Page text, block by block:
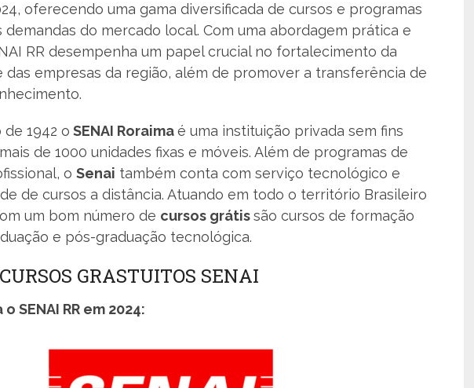
oferecendo uma gama diversificada de cursos e programas
demandas do mercado local. Com uma abordagem prática e
RR desempenha um papel crucial no fortalecimento da
empresas da região, além de promover a transferência de
de 1942 o SENAI Roraimaé uma instituição privada sem fins
de 1000 unidades fixas e móveis. Além de programas de
o Senai também conta com serviço tecnológico e
de cursos a distância. Atuando em todo o território Brasileiro
um bom número de cursos grátissão cursos de formação
e pós-graduação tecnológica.
GRASTUITOS SENAI
SENAI RR em 2024: